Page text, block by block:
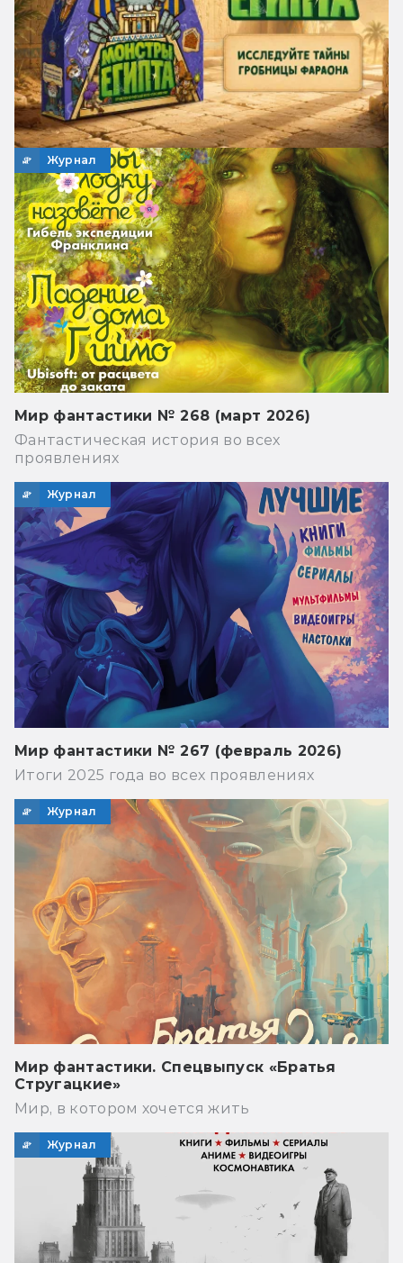
Журнал
Мир фантастики № 268 (март 2026)
Фантастическая история во всех
проявлениях
Журнал
Мир фантастики № 267 (февраль 2026)
Итоги 2025 года во всех проявлениях
Журнал
Мир фантастики. Спецвыпуск «Братья
Стругацкие»
Мир, в котором хочется жить
Журнал